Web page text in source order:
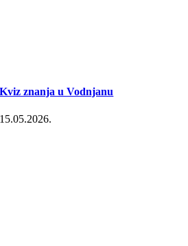
Kviz znanja u Vodnjanu
15.05.2026.